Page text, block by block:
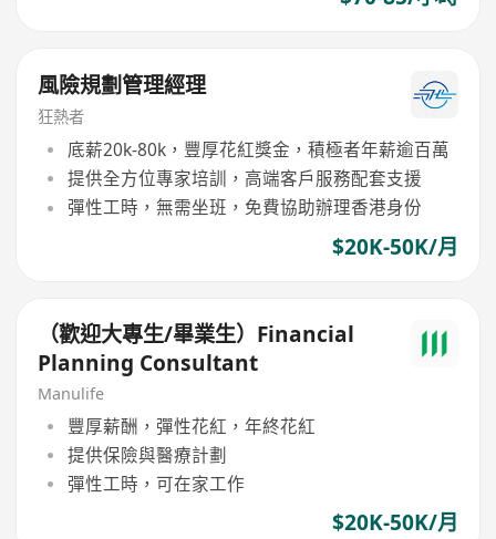
風險規劃管理經理
狂熱者
底薪20k-80k，豐厚花紅獎金，積極者年薪逾百萬
提供全方位專家培訓，高端客戶服務配套支援
彈性工時，無需坐班，免費協助辦理香港身份
$20K-50K/月
（歡迎大專生/畢業生）Financial
Planning Consultant
Manulife
豐厚薪酬，彈性花紅，年終花紅
提供保險與醫療計劃
彈性工時，可在家工作
$20K-50K/月